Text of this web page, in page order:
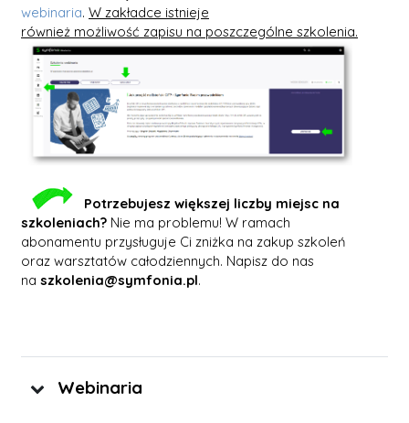
webinaria. W zakładce istnieje
również możliwość zapisu na poszczególne szkolenia.
Potrzebujesz większej liczby miejsc na
szkoleniach? Nie ma problemu! W ramach
abonamentu przysługuje Ci zniżka na zakup szkoleń
oraz warsztatów całodziennych. Napisz do nas
na szkolenia@symfonia.pl.
Webinaria